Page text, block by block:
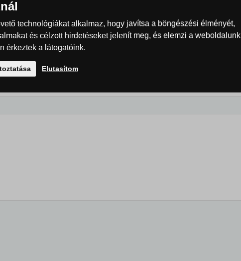
technológiákat alkalmaz, hogy javítsa a böngészési élményét,
és célzott hirdetéseket jelenít meg, és elemzi a weboldalunk
érkeztek a látogatóink.
Elutasítom